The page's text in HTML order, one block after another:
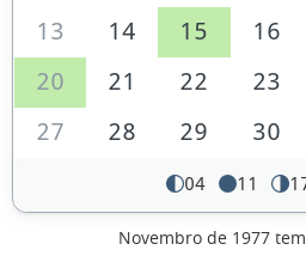
13
14 15 16
20
21 22 23
27
28 29 30
04 11
Novembro de 1977 tem